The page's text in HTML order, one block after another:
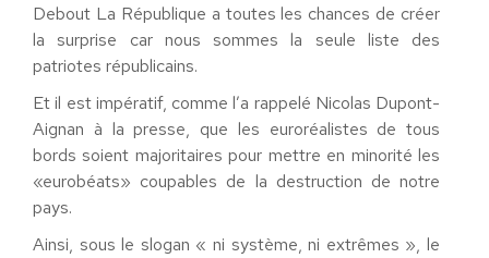
Debout La République a toutes les chances de créer
la surprise car nous sommes la seule liste des
patriotes républicains.
Et il est impératif, comme l’a rappelé Nicolas Dupont-
Aignan à la presse, que les euroréalistes de tous
bords soient majoritaires pour mettre en minorité les
«eurobéats» coupables de la destruction de notre
pays.
Ainsi, sous le slogan « ni système, ni extrêmes », le